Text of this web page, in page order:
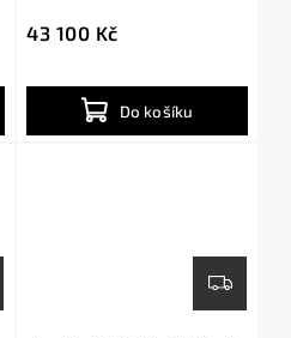
43 100 Kč
Do košíku